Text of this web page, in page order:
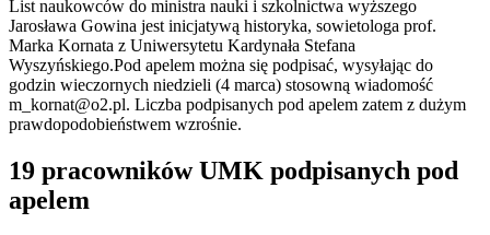
List naukowców do ministra nauki i szkolnictwa wyższego
Jarosława Gowina jest inicjatywą historyka, sowietologa prof.
Marka Kornata z Uniwersytetu Kardynała Stefana
Wyszyńskiego.Pod apelem można się podpisać, wysyłając do
godzin wieczornych niedzieli (4 marca) stosowną wiadomość
m_kornat@o2.pl. Liczba podpisanych pod apelem zatem z dużym
prawdopodobieństwem wzrośnie.
19 pracowników UMK podpisanych pod
apelem